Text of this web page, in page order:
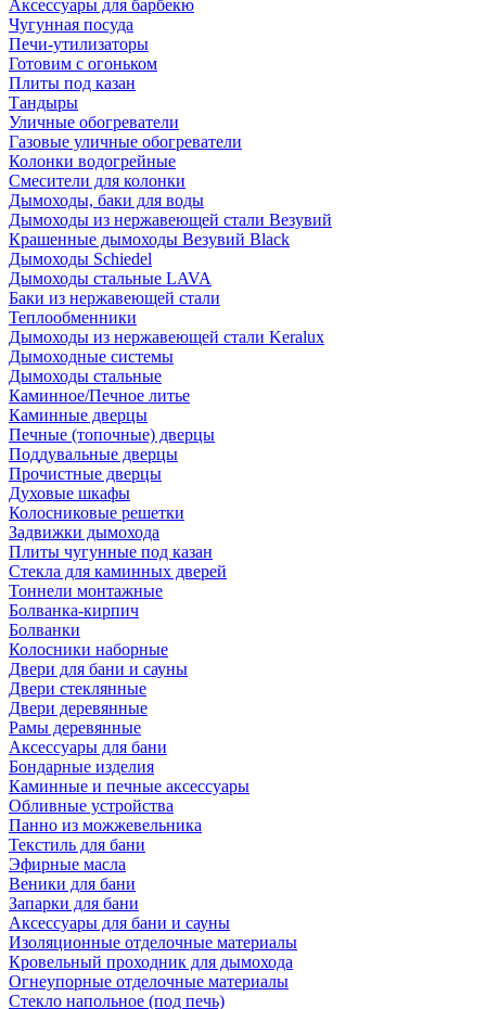
Аксессуары для барбекю
Чугунная посуда
Печи-утилизаторы
Готовим с огоньком
Плиты под казан
Тандыры
Уличные обогреватели
Газовые уличные обогреватели
Колонки водогрейные
Смесители для колонки
Дымоходы, баки для воды
Дымоходы из нержавеющей стали Везувий
Крашенные дымоходы Везувий Black
Дымоходы Schiedel
Дымоходы стальные LAVA
Баки из нержавеющей стали
Теплообменники
Дымоходы из нержавеющей стали Keralux
Дымоходные системы
Дымоходы стальные
Каминное/Печное литье
Каминные дверцы
Печные (топочные) дверцы
Поддувальные дверцы
Прочистные дверцы
Духовые шкафы
Колосниковые решетки
Задвижки дымохода
Плиты чугунные под казан
Стекла для каминных дверей
Тоннели монтажные
Болванка-кирпич
Болванки
Колосники наборные
Двери для бани и сауны
Двери стеклянные
Двери деревянные
Рамы деревянные
Аксессуары для бани
Бондарные изделия
Каминные и печные аксессуары
Обливные устройства
Панно из можжевельника
Текстиль для бани
Эфирные масла
Веники для бани
Запарки для бани
Аксессуары для бани и сауны
Изоляционные отделочные материалы
Кровельный проходник для дымохода
Огнеупорные отделочные материалы
Стекло напольное (под печь)